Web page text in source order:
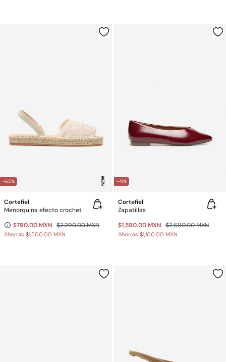
-65% NEW
Cortefiel
Menorquina efecto crochet
$790.00 MXN $2,290.00 MXN
Ahorras $1,500.00 MXN
-41%
Cortefiel
Zapatillas
$1,590.00 MXN $2,690.00 MXN
Ahorras $1,100.00 MXN